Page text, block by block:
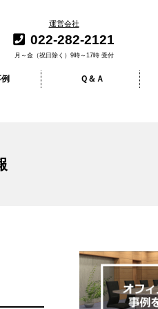
運営会社
022-282-2121
月～金（祝日除く）9時～17時 受付
Ｑ＆Ａ